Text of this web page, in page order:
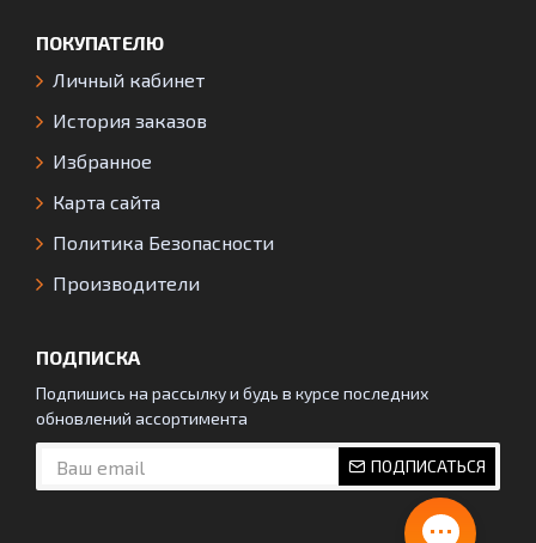
ПОКУПАТЕЛЮ
Личный кабинет
История заказов
Избранное
Карта сайта
Политика Безопасности
Производители
ПОДПИСКА
Подпишись на рассылку и будь в курсе последних
обновлений ассортимента
ПОДПИСАТЬСЯ